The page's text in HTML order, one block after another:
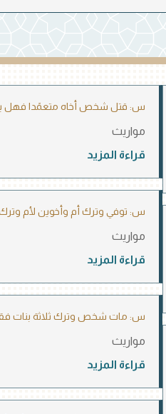
س: قتل شخص أخاه متعمًدا فهل
مواريث
قراءة المزيد
س: توفي وترك أم وأخوين لأم وترك 3000 جنيهًا فما نصيب
مواريث
قراءة المزيد
س: مات شخص وترك ثلاثة بنات
مواريث
قراءة المزيد